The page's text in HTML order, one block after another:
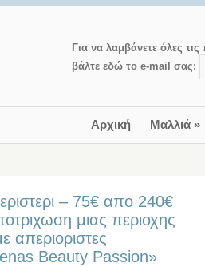
Για να λαμβάνετε όλες
βάλτε εδώ το e-mail σας:
Αρχική Μαλλιά»
– 75€ απο 240€
μιας περιοχης
απεριοριστες
Beauty Passion»